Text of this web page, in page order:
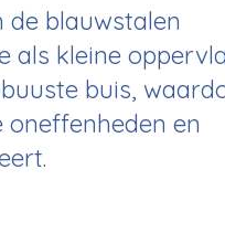
de blauwstalen
als kleine
buis,
en